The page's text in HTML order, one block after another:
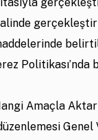
halinde
Amaçla
Genel